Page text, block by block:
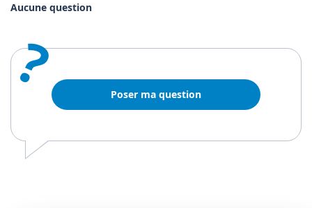
Aucune question
? Poser ma question